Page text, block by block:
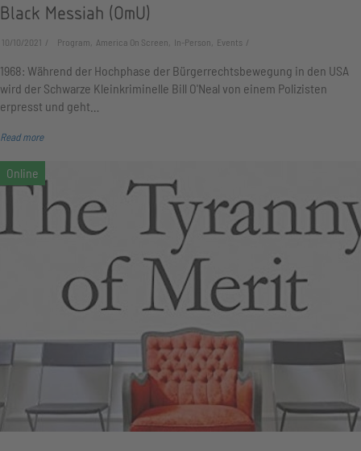
Black Messiah (OmU)
10/10/2021 Program, America On Screen, In-Person, Events
1968: Während der Hochphase der Bürgerrechtsbewegung in den USA
wird der Schwarze Kleinkriminelle Bill O'Neal von einem Polizisten
erpresst und geht…
Read more